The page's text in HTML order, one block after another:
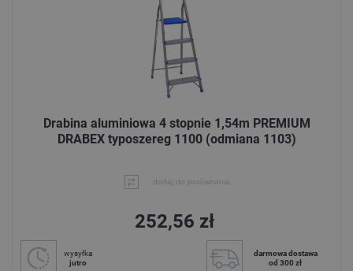
Drabina aluminiowa 4 stopnie 1,54m PREMIUM
DRABEX typoszereg 1100 (odmiana 1103)
dodaj do porównania
252,56 zł
wysyłka
jutro
darmowa dostawa
od 300 zł